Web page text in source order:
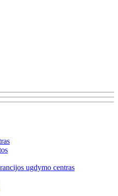
ugdymo centras